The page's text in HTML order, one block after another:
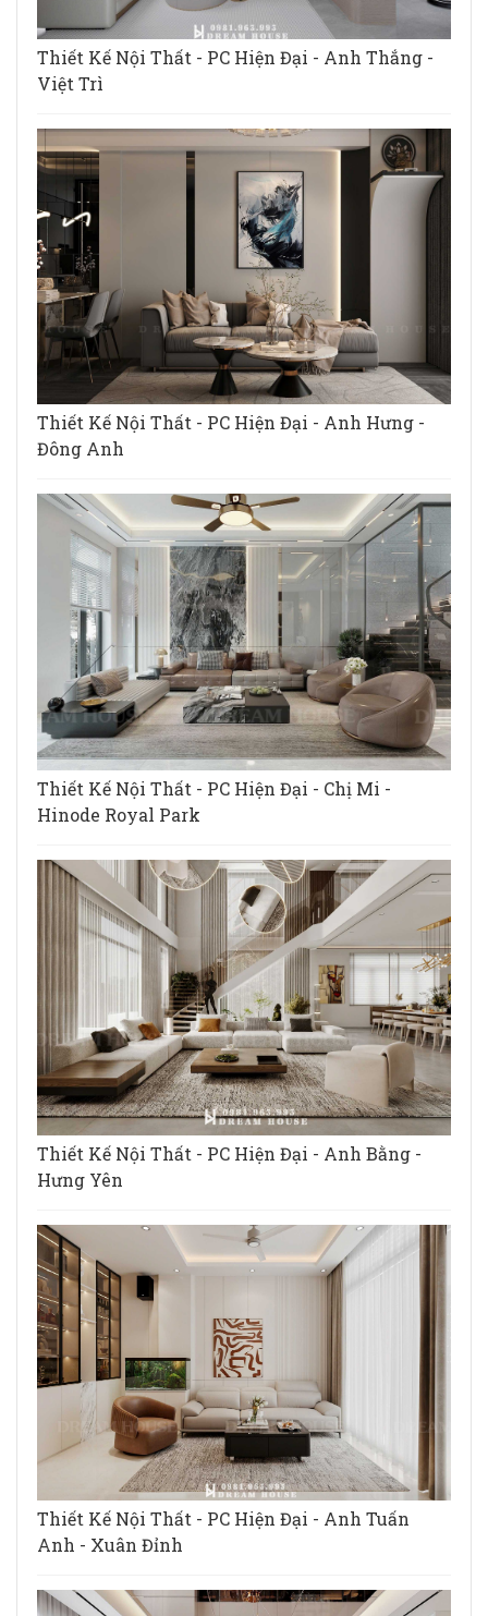
Thiết Kế Nội Thất - PC Hiện Đại - Anh Thắng -
Việt Trì
Thiết Kế Nội Thất - PC Hiện Đại - Anh Hưng -
Đông Anh
Thiết Kế Nội Thất - PC Hiện Đại - Chị Mi -
Hinode Royal Park
Thiết Kế Nội Thất - PC Hiện Đại - Anh Bằng -
Hưng Yên
Thiết Kế Nội Thất - PC Hiện Đại - Anh Tuấn
Anh - Xuân Đỉnh